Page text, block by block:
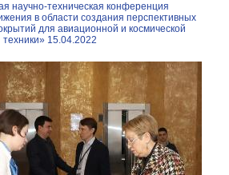
научно-техническая конференция
в области создания перспективных
для авиационной и космической
техники» 15.04.2022